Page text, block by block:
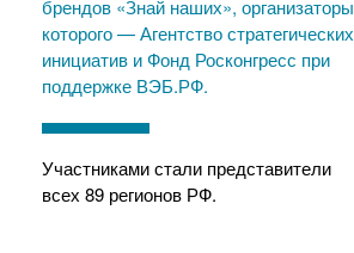
брендов «Знай наших», организаторы
которого — Агентство стратегических
инициатив и Фонд Росконгресс при
поддержке ВЭБ.РФ.
Участниками стали представители
всех 89 регионов РФ.